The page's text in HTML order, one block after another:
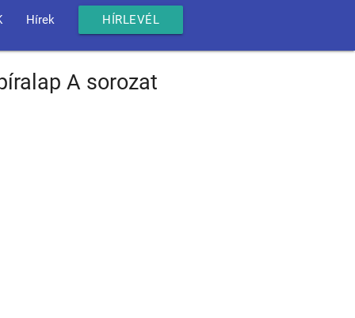
Hírek HÍRLEVÉL
A sorozat